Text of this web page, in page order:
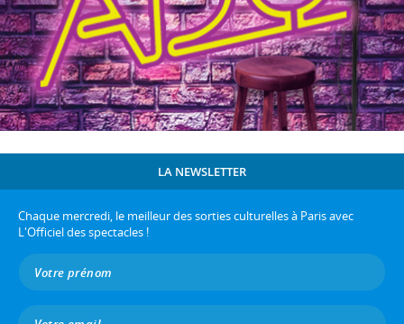
LA NEWSLETTER
Chaque mercredi, le meilleur des sorties culturelles à Paris avec
L'Officiel des spectacles !